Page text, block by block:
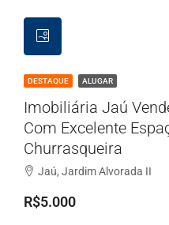
DESTAQUE ALUGAR
Imobiliária Jaú
Com Excelente
Churrasqueira
Jaú, Jardim Alvorada II
R$5.000